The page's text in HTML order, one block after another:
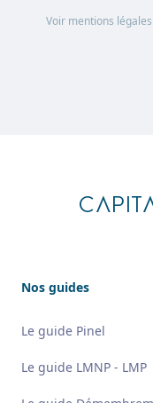
Voir mentions
Nos guides
Le guide Pinel
Le guide LMNP - LMP